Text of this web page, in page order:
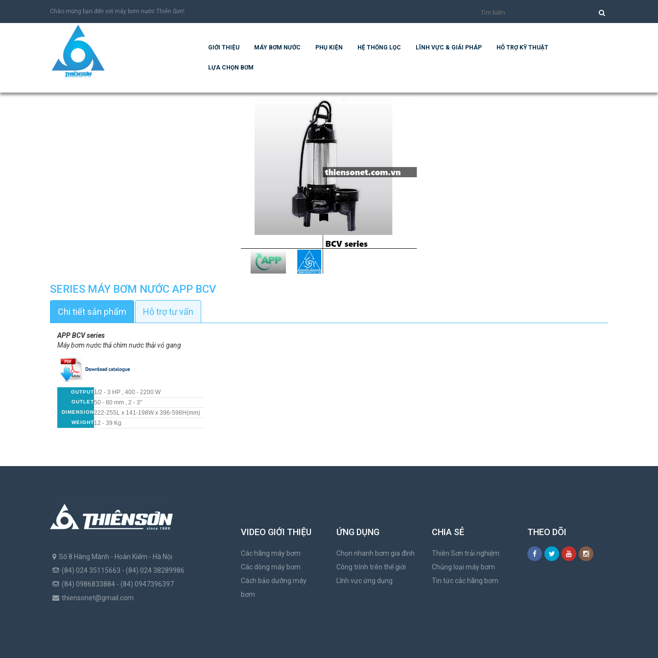
Chào mừng bạn đến với máy bơm nước Thiên Sơn!
GIỚI THIỆU MÁY BƠM NƯỚC PHỤ KIỆN HỆ THỐNG LỌC LĨNH VỰC & GIẢI PHÁP HỖ TRỢ KỸ THUẬT
LỰA CHỌN BƠM
SERIES MÁY BƠM NƯỚC APP BCV
Chi tiết sản phẩm Hỗ trợ tư vấn
APP BCV series
Máy bơm nước thả chìm nước thải vỏ gang
OUTPUT1/2 - 3 HP , 400 - 2200 W
OUTLET50 - 80 mm , 2 - 3"
DIMENSION222-255L x 141-198W x 396-598H(mm)
WEIGHT12 - 39 Kg
Số 8 Hàng Mành - Hoàn Kiếm - Hà Nội
(84) 024 35115663 - (84) 024 38289986
(84) 0986833884 - (84) 0947396397
thiensonet@gmail.com
VIDEO GIỚI THIỆU
Các hãng máy bơm
Các dòng máy bơm
Cách bảo dưỡng máy
bơm
ỨNG DỤNG
Chọn nhanh bơm gia đình
Công trình trên thế giới
Lĩnh vực ứng dụng
CHIA SẺ
Thiên Sơn trải nghiệm
Chủng loại máy bơm
Tin tức các hãng bơm
THEO DÕI